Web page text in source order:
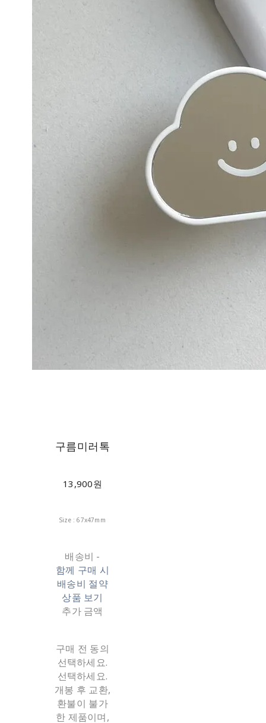
구름미러톡
13,900원
Size : 67x47mm
배송비 -
함께 구매 시
배송비 절약
상품 보기
추가 금액
구매 전 동의
선택하세요.
선택하세요.
개봉 후 교환,
환불이 불가
한 제품이며,